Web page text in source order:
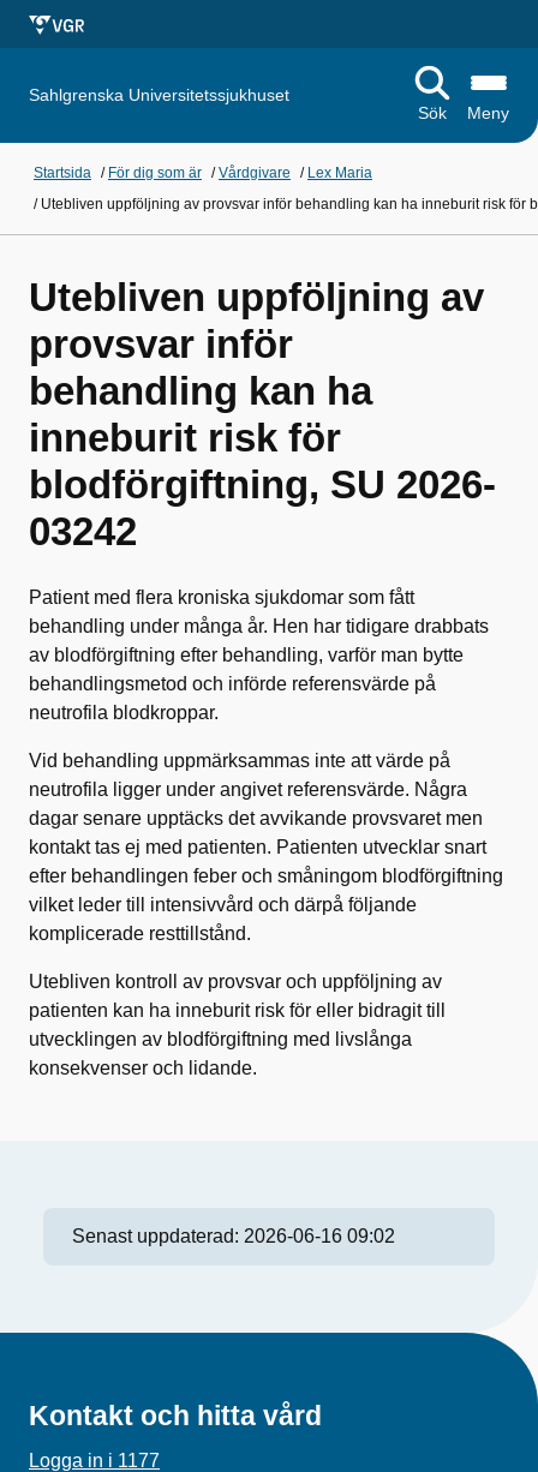
Sahlgrenska Universitetssjukhuset
Sök
Meny
Startsida / För dig som är /Vårdgivare / Lex Maria
/ Utebliven uppföljning av provsvar inför behandling kan ha inneburit risk för
Utebliven uppföljning av
provsvar inför
behandling kan ha
inneburit risk för
blodförgiftning, SU 2026-
03242
Patient med flera kroniska sjukdomar som fått
behandling under många år. Hen har tidigare drabbats
av blodförgiftning efter behandling, varför man bytte
behandlingsmetod och införde referensvärde på
neutrofila blodkroppar.
Vid behandling uppmärksammas inte att värde på
neutrofila ligger under angivet referensvärde. Några
dagar senare upptäcks det avvikande provsvaret men
kontakt tas ej med patienten. Patienten utvecklar snart
efter behandlingen feber och småningom blodförgiftning
vilket leder till intensivvård och därpå följande
komplicerade resttillstånd.
Utebliven kontroll av provsvar och uppföljning av
patienten kan ha inneburit risk för eller bidragit till
utvecklingen av blodförgiftning med livslånga
konsekvenser och lidande.
Senast uppdaterad: 2026-06-16 09:02
Kontakt och hitta vård
Logga in i 1177